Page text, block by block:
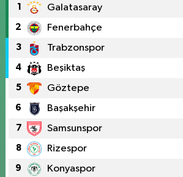
1 Galatasaray
2 Fenerbahçe
3 Trabzonspor
4 Beşiktaş
5 Göztepe
6 Başakşehir
7 Samsunspor
8 Rizespor
9 Konyaspor